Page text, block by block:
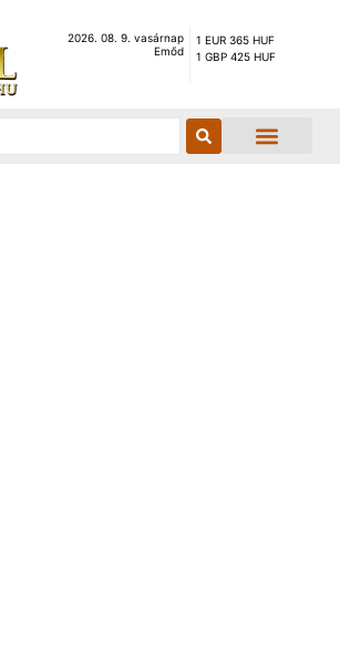
2026. 08. 9. vasárnap
Emőd
1 EUR 365 HUF
1 GBP 425 HUF